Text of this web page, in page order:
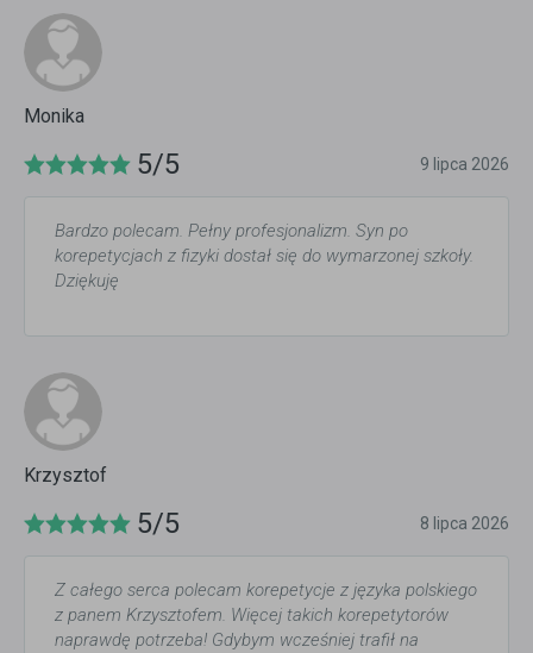
Monika
5/5 9 lipca 2026
Bardzo polecam. Pełny profesjonalizm. Syn po
korepetycjach z fizyki dostał się do wymarzonej szkoły.
Dziękuję
Krzysztof
5/5 8 lipca 2026
Z całego serca polecam korepetycje z języka polskiego
z panem Krzysztofem. Więcej takich korepetytorów
naprawdę potrzeba! Gdybym wcześniej trafił na